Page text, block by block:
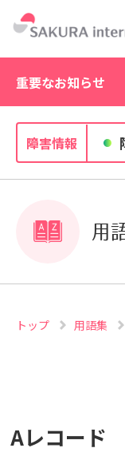
検索対象
重要なお知らせ
2026/07/27
独自ドメイン、
障害情報
用
トップ 用語集
Aレコード